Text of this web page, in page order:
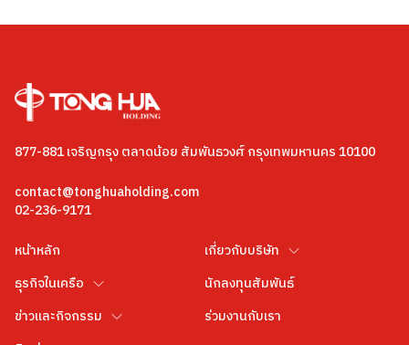
877-881 เจริญกรุง ตลาดน้อย สัมพันธวงศ์ กรุงเทพมหานคร 10100
contact@tonghuaholding.com
02-236-9171
หน้าหลัก
เกี่ยวกับบริษัท
ธุรกิจในเครือ
นักลงทุนสัมพันธ์
ข่าวและกิจกรรม
ร่วมงานกับเรา